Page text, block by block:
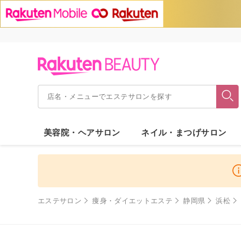
美容院・ヘアサロン ネイル・まつげサロン
エステサロン 痩身・ダイエットエステ 静岡県 浜松